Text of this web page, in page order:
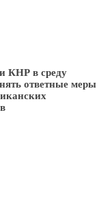
КНР в среду
ответные меры